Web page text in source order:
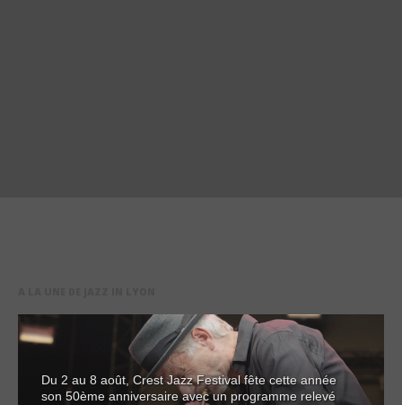
Du 2 au 8 août, Crest Jazz Festival fête cette année
son 50ème anniversaire avec un programme relevé